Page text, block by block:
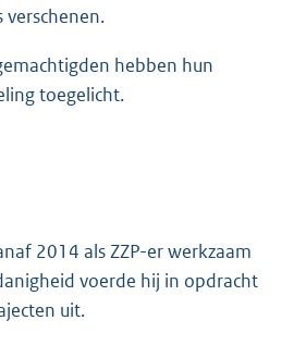
verschenen.
hebben hun
toegelicht.
2014 als ZZP-er werkzaam
voerde hij in opdracht
uit.